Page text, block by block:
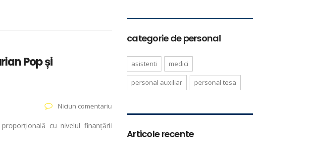
Pop și
Niciun comentariu
cu nivelul finanțării
categorie de personal
asistenti medici
personal auxiliar personal tesa
Articole recente